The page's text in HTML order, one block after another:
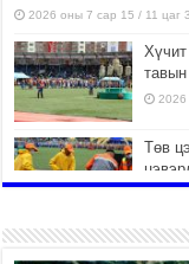
2026 оны 7 сар 15 / 11 цаг
2026
Төв
2026 оны 7 сар 15 / 11 цаг